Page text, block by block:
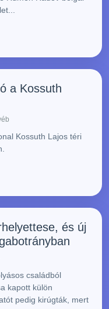
a Kossuth
Kossuth Lajos téri
és új
családból
kapott külön
pedig kirúgták, mert